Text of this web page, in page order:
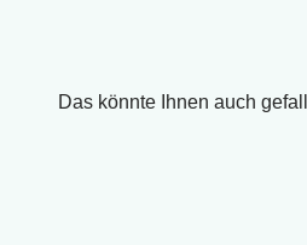
Das könnte Ihnen auch